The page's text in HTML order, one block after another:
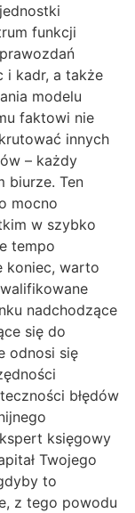
funkcji
i kadr, a także
modelu
faktowi nie
innych
– każdy
biurze. Ten
mocno
w szybko
tempo
koniec, warto
nadchodzące
się do
odnosi się
błędów
księgowy
Twojego
to
z tego powodu